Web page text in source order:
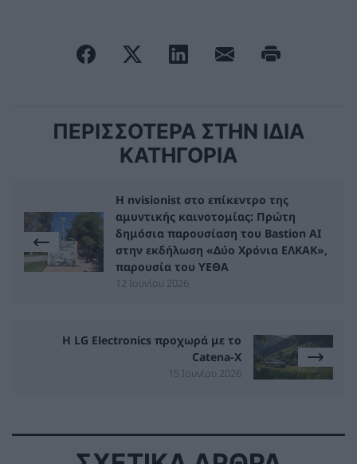
ΠΕΡΙΣΣΟΤΕΡΑ ΣΤΗΝ ΙΔΙΑ
ΚΑΤΗΓΟΡΙΑ
Η nvisionist στο επίκεντρο της
αμυντικής καινοτομίας: Πρώτη
δημόσια παρουσίαση του Bastion AI
στην εκδήλωση «Δύο Χρόνια ΕΛΚΑΚ»,
παρουσία του ΥΕΘΑ
12 Ιουνίου 2026
Η LG Electronics προχωρά με το
Catena-X
15 Ιουνίου 2026